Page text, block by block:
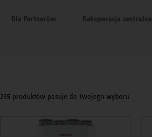
Dla Partnerów Rekuperacja centralna
235 produktów pasuje do Twojego wyboru